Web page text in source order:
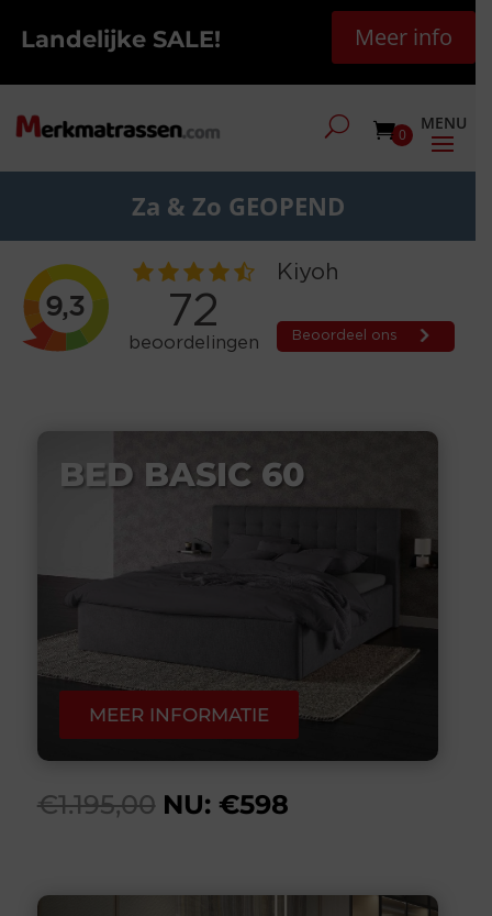
Landelijke SALE! Meer info
0
Za & Zo GEOPEND
BED BASIC 60
MEER INFORMATIE
€1.195,00 NU: €598